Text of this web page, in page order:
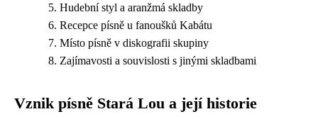
Hudební styl a aranžmá skladby
Recepce písně u fanoušků Kabátu
Místo písně v diskografii skupiny
Zajímavosti a souvislosti s jinými skladbami
Vznik písně Stará Lou a její historie